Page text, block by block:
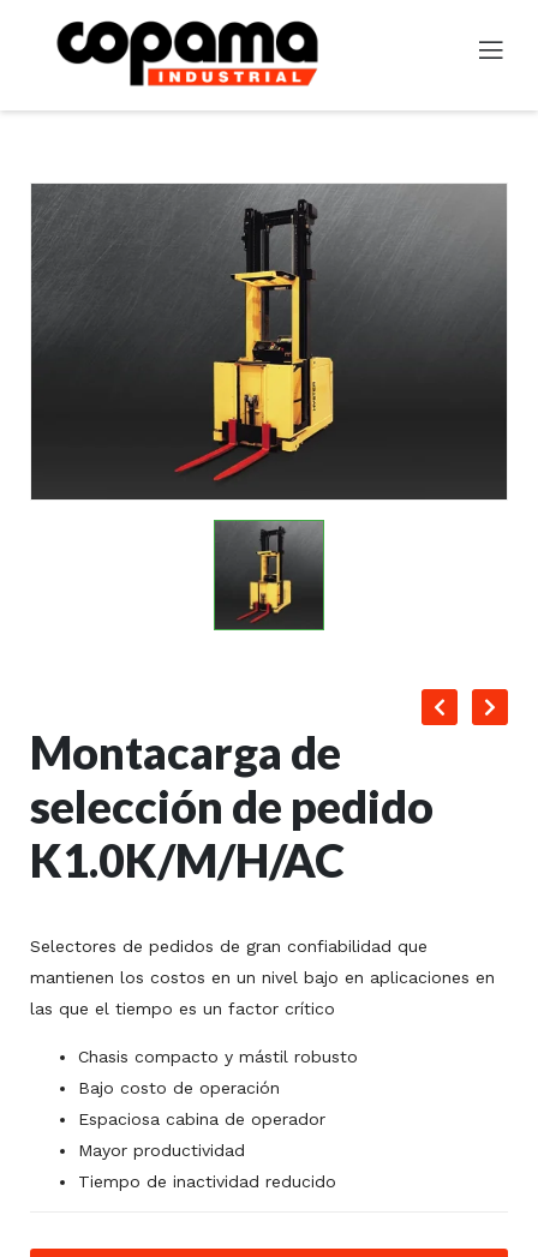
Montacarga de
selección de pedido
K1.0K/M/H/AC
Selectores de pedidos de gran confiabilidad que
mantienen los costos en un nivel bajo en aplicaciones en
las que el tiempo es un factor crítico
Chasis compacto y mástil robusto
Bajo costo de operación
Espaciosa cabina de operador
Mayor productividad
Tiempo de inactividad reducido